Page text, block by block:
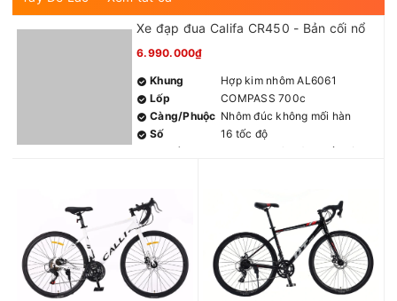
Xe đạp đua Califa CR450 - Bản cối nổ
6.990.000₫
Khung
Hợp kim nhôm AL6061
Lốp
COMPASS 700c
Càng/Phuộc Nhôm đúc không mối hàn
Số
16 tốc độ
Tay đề
LTWOO R3 (2x8) 16 tốc độ
Đùi đĩa
Nhôm 34/50T
Líp
7 tầng vặn
Phanh
Phanh đĩa cơ
Vành
Nhôm Califa
Mayer
Nhôm
Pedan
Nhôm